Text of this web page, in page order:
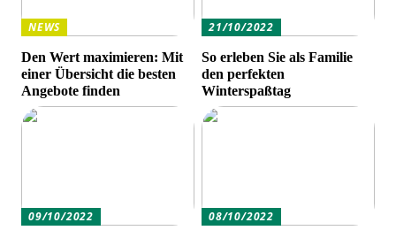
NEWS
Den Wert maximieren: Mit
einer Übersicht die besten
Angebote finden
21/10/2022
So erleben Sie als Familie
den perfekten
Winterspaßtag
09/10/2022 08/10/2022